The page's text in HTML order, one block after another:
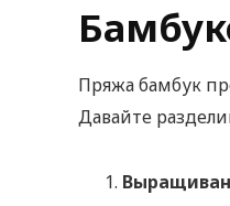
Пряжа бамбук
Давайте